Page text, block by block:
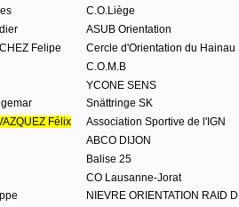
C.O.Liège
ASUB Orientation
Felipe
Cercle d'Orientation du Hainau
C.O.M.B
YCONE SENS
Snättringe SK
Félix
Association Sportive de l'IGN
ABCO DIJON
Balise 25
CO Lausanne-Jorat
NIEVRE ORIENTATION RAID